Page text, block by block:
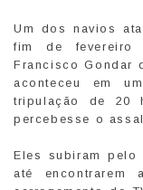
Um dos navios
fim de fevereiro
Francisco Gondar
aconteceu em
tripulação de 20
percebesse o
Eles subiram pelo
até encontrarem